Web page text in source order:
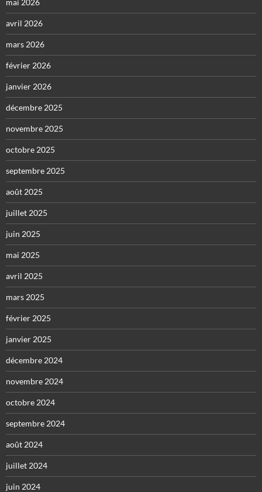
avril 2026
mars 2026
février 2026
janvier 2026
décembre 2025
novembre 2025
octobre 2025
septembre 2025
août 2025
juillet 2025
juin 2025
mai 2025
avril 2025
mars 2025
février 2025
janvier 2025
décembre 2024
novembre 2024
octobre 2024
septembre 2024
août 2024
juillet 2024
juin 2024